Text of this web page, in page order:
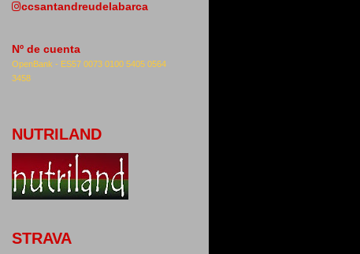
ccsantandreudelabarca
Nº de cuenta
OpenBank - ES57 0073 0100 5405 0564
3458
NUTRILAND
STRAVA